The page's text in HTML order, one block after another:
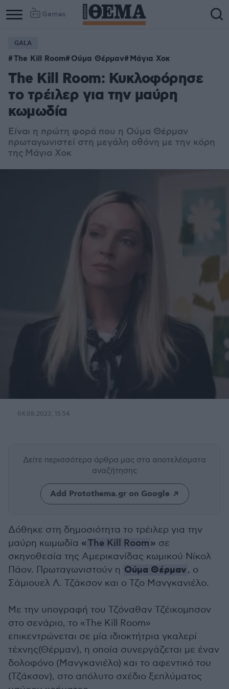
Games
Column
1
Column
2
GALA
The Kill Room Ούμα Θέρμαν Μάγια Χοκ
The Kill Room: Κυκλοφόρησε
το τρέιλερ για την μαύρη
κωμωδία
Eίναι η πρώτη φορά που η Ούμα Θέρμαν
πρωταγωνιστεί στη μεγάλη οθόνη με την κόρη
της Μάγια Χοκ
04.08.2023, 15:54
Δείτε περισσότερα άρθρα μας στα αποτελέσματα
αναζήτησης
Add Protothema.gr on Google
Δόθηκε στη δημοσιότητα το τρέιλερ για την
μαύρη κωμωδία «The Kill Room» σε
σκηνοθεσία της Αμερικανίδας κωμικού Νίκολ
Πάον. Πρωταγωνιστούν η Ούμα Θέρμαν, ο
Σάμιουελ Λ. Τζάκσον και ο Τζο Μανγκανιέλο.
Mε την υπογραφή του Τζόναθαν Τζέικομπσον
στο σενάριο, το «The Kill Room»
επικεντρώνεται σε μία ιδιοκτήτρια γκαλερί
τέχνης(Θέρμαν), η οποία συνεργάζεται με έναν
δολοφόνο (Μανγκανιέλο) και το αφεντικό του
(Τζάκσον), στο απόλυτο σχέδιο ξεπλύματος